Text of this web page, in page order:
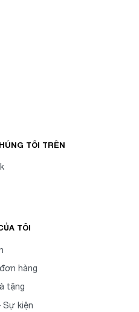
TÔI TRÊN
TÔI
hàng
tặng
Sự kiện